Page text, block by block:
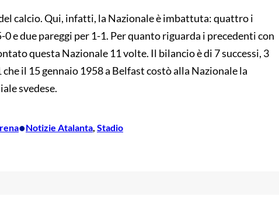
calcio. Qui, infatti, la Nazionale è imbattuta: quattro i
e due pareggi per 1-1. Per quanto riguarda i precedenti con
questa Nazionale 11 volte. Il bilancio è di 7 successi, 3
il 15 gennaio 1958 a Belfast costò alla Nazionale la
svedese.
•Notizie Atalanta, Stadio